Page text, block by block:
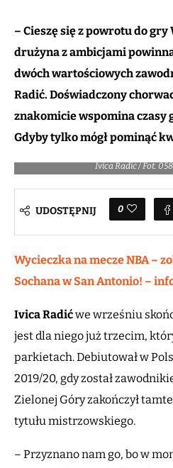
– Cieszę się z powrotu do gry
drużyna z ambicjami
dwóch wartościowych
Radić. Doświadczony
znakomicie wspomina czasy
Gdyby tylko mógł pominąć
Ivica Radić / Fot.
UDOSTĘPNIJ 0
Wycieczka na mecze NBA –
Sochana w San Antonio! –
Ivica Radićwe wrześniu
jest dla niego już trzecim,
parkietach. Debiutował w
2019/20, gdy został
Zielonej Góry zakończył
tytułu mistrzowskiego.
– Przyznano nam go, bo w